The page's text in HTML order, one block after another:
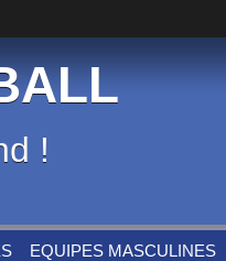
!
EQUIPES MASCULINES